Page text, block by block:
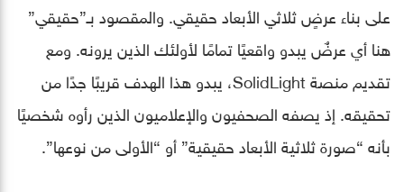
على بناء عرضٍ ثلاثي الأبعاد حقيقي. والمقصود بـ”حقيقي”
هنا أي عرضٌ يبدو واقعيًا تمامًا لأولئك الذين يرونه. ومع
تقديم منصة SolidLight، يبدو هذا الهدف قريبًا جدًا من
تحقيقه. إذ يصفه الصحفيون والإعلاميون الذين رأوه شخصيًا
بأنه “صورة ثلاثية الأبعاد حقيقية” أو “الأولى من نوعها”.